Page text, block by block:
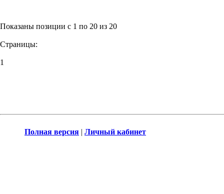
Показаны позиции с 1 по 20 из 20
Страницы:
1
Полная версия | Личный кабинет